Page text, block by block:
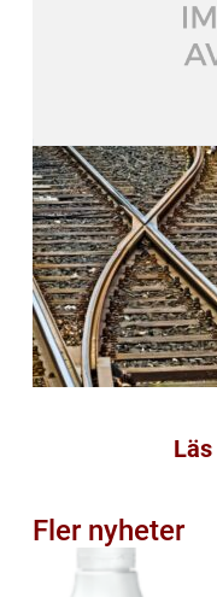
Fler nyheter